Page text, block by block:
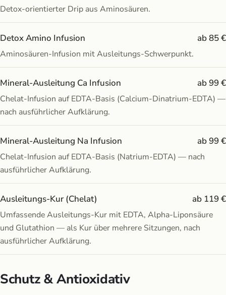
Detox-orientierter Drip aus Aminosäuren.
Detox Amino Infusion ab 85 €
Aminosäuren-Infusion mit Ausleitungs-Schwerpunkt.
Mineral-Ausleitung Ca Infusion ab 99 €
Chelat-Infusion auf EDTA-Basis (Calcium-Dinatrium-EDTA) —
nach ausführlicher Aufklärung.
Mineral-Ausleitung Na Infusion ab 99 €
Chelat-Infusion auf EDTA-Basis (Natrium-EDTA) — nach
ausführlicher Aufklärung.
Ausleitungs-Kur (Chelat) ab 119 €
Umfassende Ausleitungs-Kur mit EDTA, Alpha-Liponsäure
und Glutathion — als Kur über mehrere Sitzungen, nach
ausführlicher Aufklärung.
Schutz & Antioxidativ